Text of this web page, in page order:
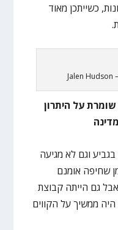
כשייתכן מאוד
Jalen Hudson
על היתרון
וגם לא מגיעה
שחיפה אומנם
גם הייתה קבוצת
היה ממשיך על הקווים